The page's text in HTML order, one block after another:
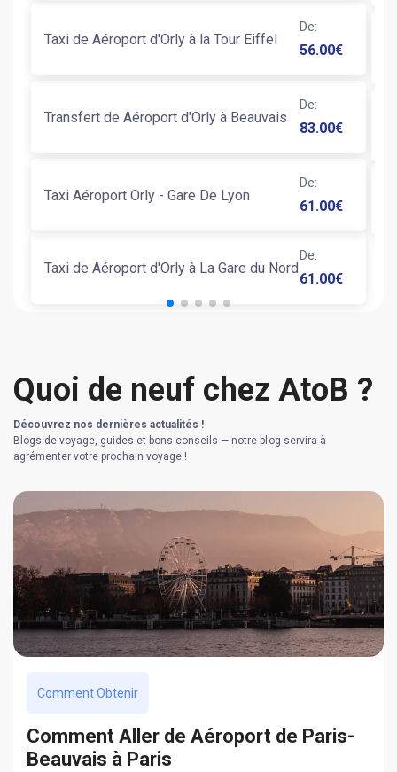
Taxi de Aéroport d'Orly à la Tour Eiffel
De:
56.00€
Transfert de Aéroport d'Orly à Beauvais
De:
83.00€
Taxi Aéroport Orly - Gare De Lyon
De:
61.00€
Taxi de Aéroport d'Orly à La Gare du Nord
De:
61.00€
Quoi de neuf chez AtoB ?
Découvrez nos dernières actualités !
Blogs de voyage, guides et bons conseils — notre blog servira à
agrémenter votre prochain voyage !
Comment Obtenir
Сomment Aller de Aéroport de Paris-
Beauvais à Paris